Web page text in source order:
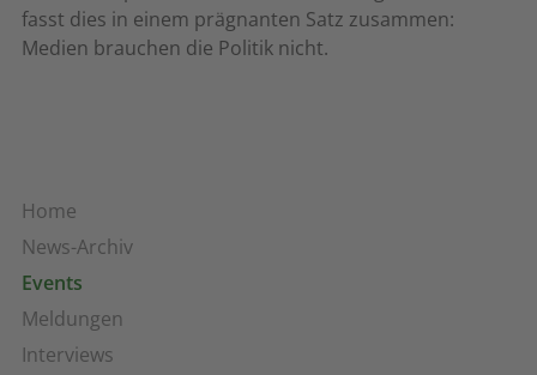
Home
News-Archiv
Events
Meldungen
Interviews
fasst dies in einem prägnanten Satz zusammen:
Medien brauchen die Politik nicht.